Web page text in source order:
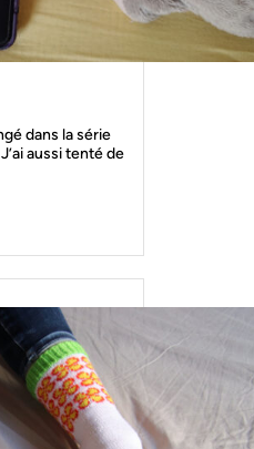
dans la série
aussi tenté de